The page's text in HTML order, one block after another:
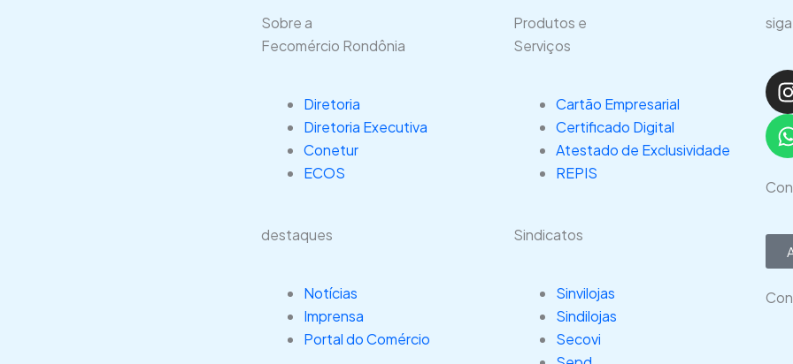
Sobre a
Fecomércio Rondônia
Diretoria
Diretoria Executiva
Conetur
ECOS
destaques
Notícias
Imprensa
Portal do Comércio
Produtos e
Serviços
Cartão Empresarial
Certificado Digital
Atestado de Exclusividade
REPIS
Sindicatos
Sinvilojas
Sindilojas
Secovi
I
a
s